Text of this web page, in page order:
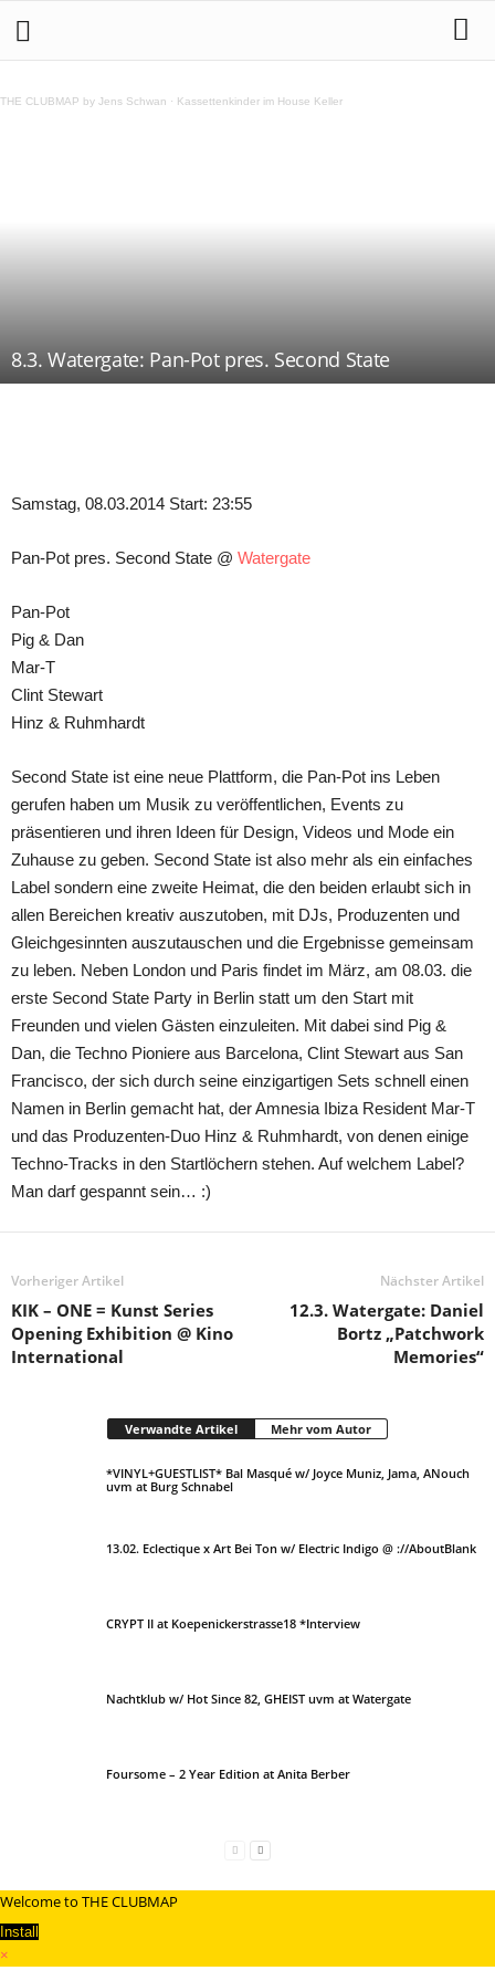
THE CLUBMAP by Jens Schwan · Kassettenkinder im House Keller
8.3. Watergate: Pan-Pot pres. Second State
Samstag, 08.03.2014 Start: 23:55
Pan-Pot pres. Second State @ Watergate
Pan-Pot
Pig & Dan
Mar-T
Clint Stewart
Hinz & Ruhmhardt
Second State ist eine neue Plattform, die Pan-Pot ins Leben
gerufen haben um Musik zu veröffentlichen, Events zu
präsentieren und ihren Ideen für Design, Videos und Mode ein
Zuhause zu geben. Second State ist also mehr als ein einfaches
Label sondern eine zweite Heimat, die den beiden erlaubt sich in
allen Bereichen kreativ auszutoben, mit DJs, Produzenten und
Gleichgesinnten auszutauschen und die Ergebnisse gemeinsam
zu leben. Neben London und Paris findet im März, am 08.03. die
erste Second State Party in Berlin statt um den Start mit
Freunden und vielen Gästen einzuleiten. Mit dabei sind Pig &
Dan, die Techno Pioniere aus Barcelona, Clint Stewart aus San
Francisco, der sich durch seine einzigartigen Sets schnell einen
Namen in Berlin gemacht hat, der Amnesia Ibiza Resident Mar-T
und das Produzenten-Duo Hinz & Ruhmhardt, von denen einige
Techno-Tracks in den Startlöchern stehen. Auf welchem Label?
Man darf gespannt sein… :)
Vorheriger Artikel
KIK – ONE = Kunst Series
Opening Exhibition @ Kino
International
Nächster Artikel
12.3. Watergate: Daniel
Bortz „Patchwork
Memories“
Verwandte Artikel Mehr vom Autor
*VINYL+GUESTLIST* Bal Masqué w/ Joyce Muniz, Jama, ANouch
uvm at Burg Schnabel
13.02. Eclectique x Art Bei Ton w/ Electric Indigo @ ://AboutBlank
CRYPT II at Koepenickerstrasse18 *Interview
Nachtklub w/ Hot Since 82, GHEIST uvm at Watergate
Foursome – 2 Year Edition at Anita Berber
Welcome to THE CLUBMAP
Install
×